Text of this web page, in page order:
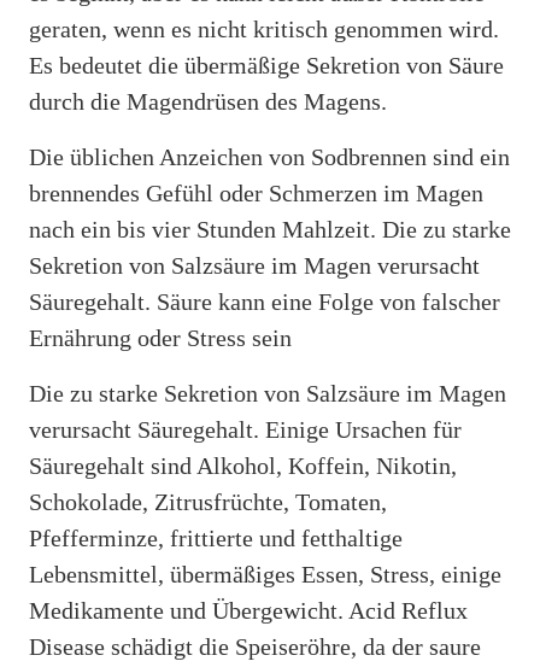
geraten, wenn es nicht kritisch genommen wird.
Es bedeutet die übermäßige Sekretion von Säure
durch die Magendrüsen des Magens.
Die üblichen Anzeichen von Sodbrennen sind ein
brennendes Gefühl oder Schmerzen im Magen
nach ein bis vier Stunden Mahlzeit. Die zu starke
Sekretion von Salzsäure im Magen verursacht
Säuregehalt. Säure kann eine Folge von falscher
Ernährung oder Stress sein
Die zu starke Sekretion von Salzsäure im Magen
verursacht Säuregehalt. Einige Ursachen für
Säuregehalt sind Alkohol, Koffein, Nikotin,
Schokolade, Zitrusfrüchte, Tomaten,
Pfefferminze, frittierte und fetthaltige
Lebensmittel, übermäßiges Essen, Stress, einige
Medikamente und Übergewicht. Acid Reflux
Disease schädigt die Speiseröhre, da der saure